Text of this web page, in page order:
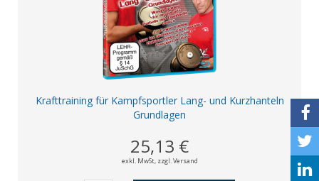
Krafttraining für Kampfsportler Lang- und Kurzhanteln
Grundlagen
25,13 €
exkl. MwSt, zzgl. Versand